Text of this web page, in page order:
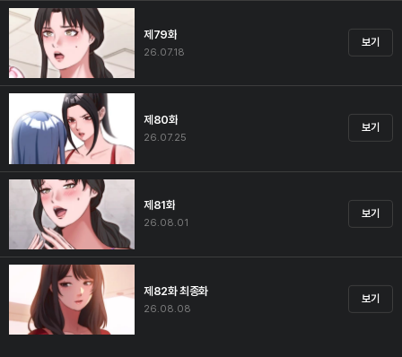
제79화
26.07.18
보기
제80화
26.07.25
보기
제81화
26.08.01
보기
제82화 최종화
26.08.08
보기